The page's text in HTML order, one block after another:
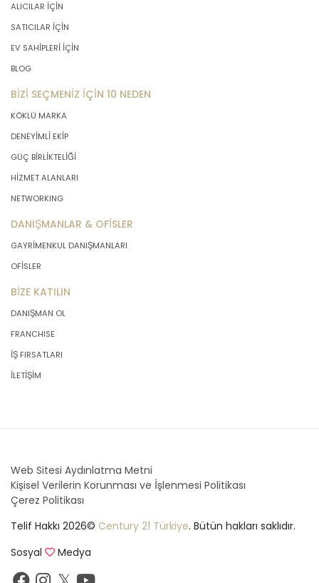
ALICILAR İÇİN
SATICILAR İÇİN
EV SAHİPLERİ İÇİN
BLOG
BİZİ SEÇMENİZ İÇİN 10 NEDEN
KÖKLÜ MARKA
DENEYİMLİ EKİP
GÜÇ BİRLİKTELİĞİ
HİZMET ALANLARI
NETWORKING
DANIŞMANLAR & OFİSLER
GAYRİMENKUL DANIŞMANLARI
OFİSLER
BİZE KATILIN
DANIŞMAN OL
FRANCHISE
İŞ FIRSATLARI
İLETİŞİM
Web Sitesi Aydınlatma Metni
Kişisel Verilerin Korunması ve İşlenmesi Politikası
Çerez Politikası
Telif Hakkı 2026© Century 21 Türkiye. Bütün hakları saklıdır.
Sosyal
Medya